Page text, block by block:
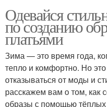
Одевайся
по созданию
платьями
Зима — это время года,
тепло и комфортно. Но
отказываться от моды и
расскажем вам о том, как
образы с помощью тёплых